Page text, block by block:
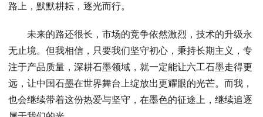
路上，默默耕耘，逐光而行。
未来的路还很长，市场的竞争依然激烈，技术的升级永
无止境。但我相信，只要我们坚守初心，秉持长期主义，专
注于产品质量，深耕石墨领域，就一定能让六工石墨走得更
远，让中国石墨在世界舞台上绽放出更耀眼的光芒。而我，
也会继续带着这份热爱与坚守，在墨色的征途上，继续追逐